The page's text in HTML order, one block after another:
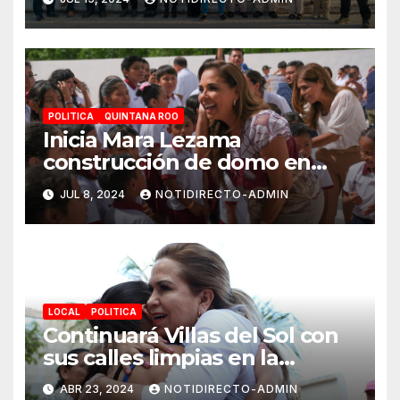
2024
POLITICA QUINTANA ROO
Inicia Mara Lezama
construcción de domo en
Primaria “Ermilo Abreu
Gómez” en Benito Juárez
para bienestar de alumnas y
alumnos
JUL 8, 2024 NOTIDIRECTO-ADMIN
LOCAL POLITICA
Continuará Villas del Sol con
sus calles limpias en la
renovación: Lili Campos
ABR 23, 2024 NOTIDIRECTO-ADMIN